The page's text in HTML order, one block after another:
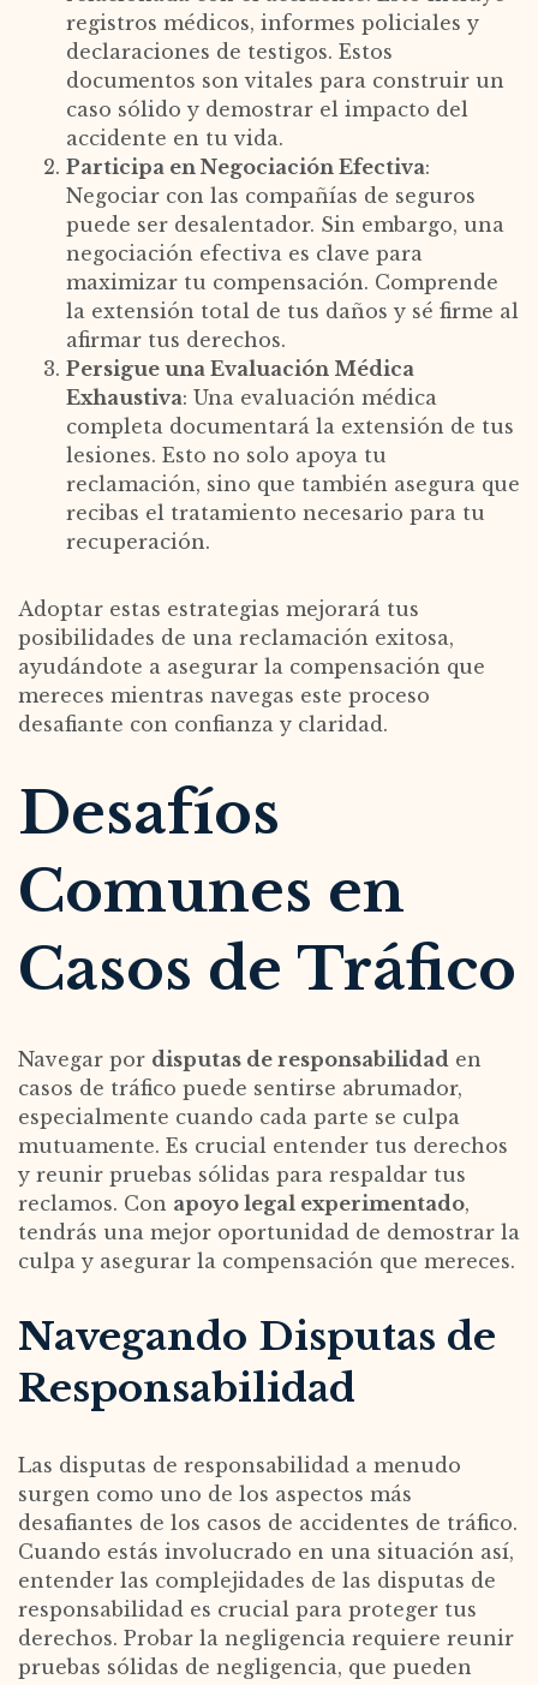
registros médicos, informes policiales y
declaraciones de testigos. Estos
documentos son vitales para construir un
caso sólido y demostrar el impacto del
accidente en tu vida.
Participa en Negociación Efectiva:
Negociar con las compañías de seguros
puede ser desalentador. Sin embargo, una
negociación efectiva es clave para
maximizar tu compensación. Comprende
la extensión total de tus daños y sé firme al
afirmar tus derechos.
Persigue una Evaluación Médica
Exhaustiva: Una evaluación médica
completa documentará la extensión de tus
lesiones. Esto no solo apoya tu
reclamación, sino que también asegura que
recibas el tratamiento necesario para tu
recuperación.
Adoptar estas estrategias mejorará tus
posibilidades de una reclamación exitosa,
ayudándote a asegurar la compensación que
mereces mientras navegas este proceso
desafiante con confianza y claridad.
Desafíos
Comunes en
Casos de Tráfico
Navegar por disputas de responsabilidad en
casos de tráfico puede sentirse abrumador,
especialmente cuando cada parte se culpa
mutuamente. Es crucial entender tus derechos
y reunir pruebas sólidas para respaldar tus
reclamos. Con apoyo legal experimentado,
tendrás una mejor oportunidad de demostrar la
culpa y asegurar la compensación que mereces.
Navegando Disputas de
Responsabilidad
Las disputas de responsabilidad a menudo
surgen como uno de los aspectos más
desafiantes de los casos de accidentes de tráfico.
Cuando estás involucrado en una situación así,
entender las complejidades de las disputas de
responsabilidad es crucial para proteger tus
derechos. Probar la negligencia requiere reunir
pruebas sólidas de negligencia, que pueden